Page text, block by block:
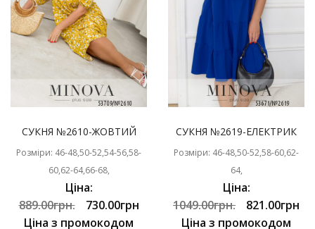
СУКНЯ №2610-ЖОВТИЙ
Розміри: 46-48,50-52,54-56,58-
60,62-64,66-68,
Ціна:
889.00грн.
730.00грн
Ціна з промокодом
СУКНЯ №2619-ЕЛЕКТРИК
Розміри: 46-48,50-52,58-60,62-
64,
Ціна:
1049.00грн.
821.00грн
Ціна з промокодом